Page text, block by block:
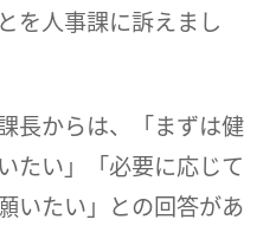
を人事課に訴えまし
長からは、「まずは健
たい」「必要に応じて
いたい」との回答があ